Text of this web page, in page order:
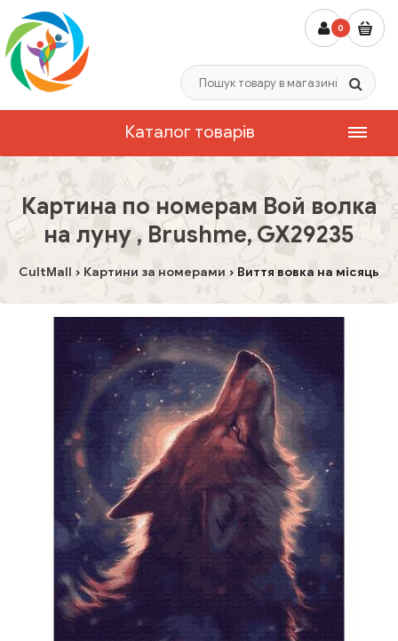
0
Каталог товарів
Картина по номерам Вой волка
на луну , Brushme, GX29235
CultMall Картини за номерами Виття вовка на місяць